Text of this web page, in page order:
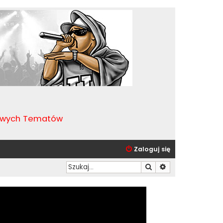
Tematów
Zaloguj się
Szukaj